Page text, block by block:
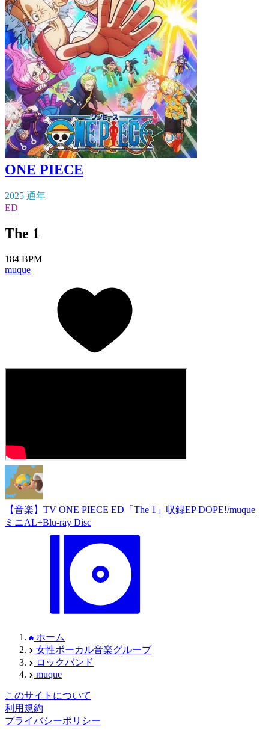
ONE PIECE
2025 通年
ED
The 1
184 BPM
muque
【音楽】TV ONE PIECE ED「The 1」収録EP DOPE!/muque
ミニAL+Blu-ray Disc
ホーム
女性ボーカル音楽グループ
ロックバンド
muque
このサイトについて
利用規約
プライバシーポリシー